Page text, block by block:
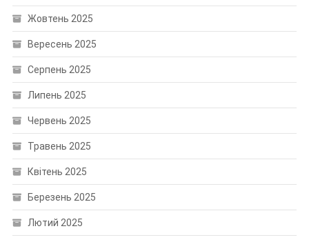
Жовтень 2025
Вересень 2025
Серпень 2025
Липень 2025
Червень 2025
Травень 2025
Квітень 2025
Березень 2025
Лютий 2025